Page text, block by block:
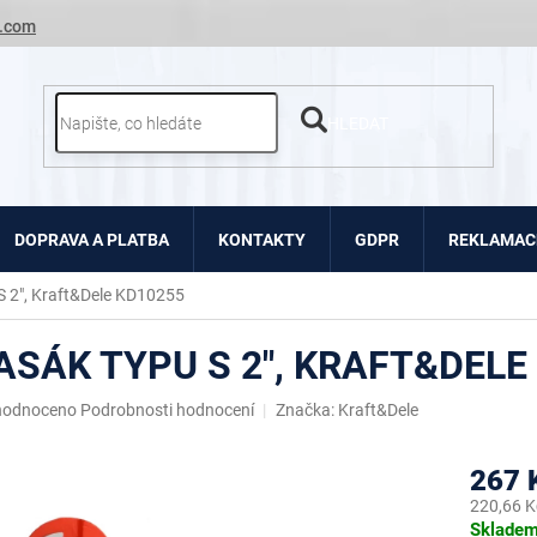
DOPRAVA A PLATBA KONTAKTY GDPR
2", Kraft&Dele KD10255
TYPU S 2",
Podrobnosti hodnocení Značka: Kraft&Dele
267
220,66
Měrná